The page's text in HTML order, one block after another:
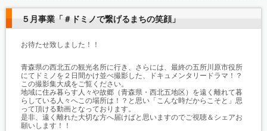
５月事業「＃ドミノで繋げるまちの笑顔」
お待たせ致しました！！
青森県の西北五の観光名所に行き、さらには、最終の五所川原市役所
にてドミノを２日間かけ並べ撮影した、ドキュメンタリードラマ！？
この撮影集大成をご覧ください。
地域に住み暮らす人々や故郷（青森県・西北五地区）を遠く離れて暮
らしている人々へこの場所は！？と思い「こんな時だからこそと」思
って頂ける動画となっております。
是非、遠く離れた大切な方へ届けばと思いますのでご視聴＆シェアお
願いします！！